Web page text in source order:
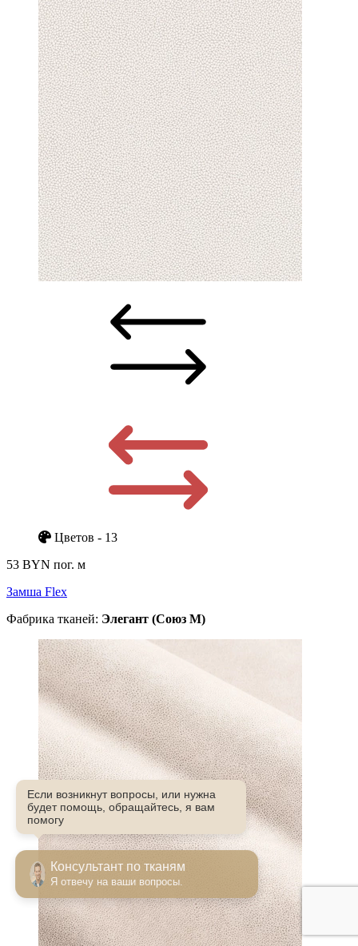
Если возникнут вопросы, или нужна
будет помощь, обращайтесь, я вам
помогу
Консультант по тканям
Я отвечу на ваши вопросы.
Цветов - 13
53 BYN пог. м
Замша Flex
Фабрика тканей: Элегант (Союз М)